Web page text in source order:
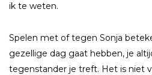
ik te weten.
Spelen met of tegen Sonja
gezellige dag gaat hebben, je
tegenstander je treft. Het is niet